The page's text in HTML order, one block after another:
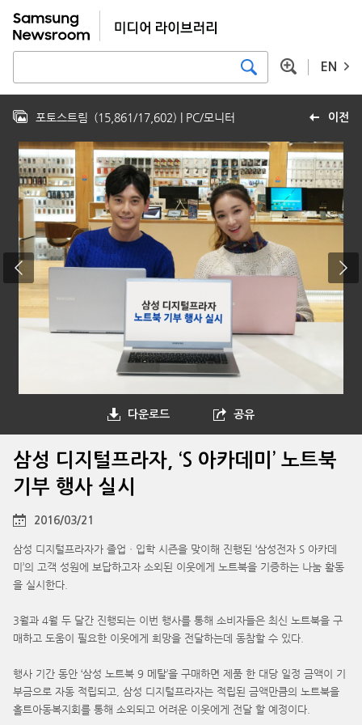
EN
이전
포토스트림 (15,861/17,602) | PC/모니터
다운로드 공유
삼성 디지털프라자, ‘S 아카데미’ 노트북
기부 행사 실시
2016/03/21
삼성 디지털프라자가 졸업ㆍ입학 시즌을 맞이해 진행된 ‘삼성전자 S 아카데
미’의 고객 성원에 보답하고자 소외된 이웃에게 노트북을 기증하는 나눔 활동
을 실시한다.
3월과 4월 두 달간 진행되는 이번 행사를 통해 소비자들은 최신 노트북을 구
매하고 도움이 필요한 이웃에게 희망을 전달하는데 동참할 수 있다.
행사 기간 동안 ‘삼성 노트북 9 메탈’을 구매하면 제품 한 대당 일정 금액이 기
부금으로 자동 적립되고, 삼성 디지털프라자는 적립된 금액만큼의 노트북을
홀트아동복지회를 통해 소외되고 어려운 이웃에게 전달 할 예정이다.